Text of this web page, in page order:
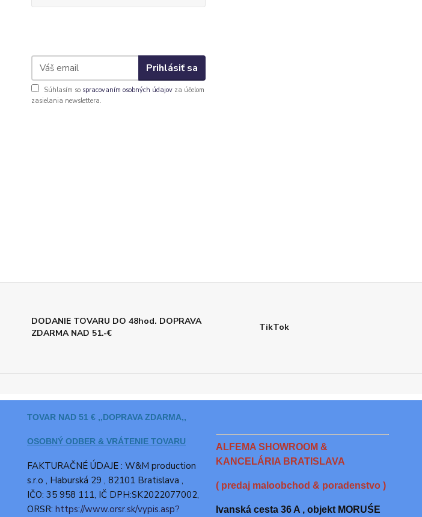
Prihlásiť sa
Súhlasím so spracovaním osobných údajov za účelom
zasielania newslettera.
DODANIE TOVARU DO 48hod. DOPRAVA
ZDARMA NAD 51.-€
TikTok
TOVAR NAD 51 € ,,DOPRAVA ZDARMA,,
OSOBNÝ ODBER & VRÁTENIE TOVARU
FAKTURAČNÉ ÚDAJE : W&M production
s.r.o , Haburská 29 , 82101 Bratislava ,
IČO: 35 958 111, IČ DPH:SK2022077002,
ORSR: https://www.orsr.sk/vypis.asp?
ALFEMA SHOWROOM &
KANCELÁRIA BRATISLAVA
( predaj maloobchod & poradenstvo )
Ivanská cesta 36 A , objekt MORUŚE